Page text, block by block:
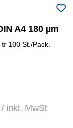
A4 180 µm
100 St./Pack.
inkl. MwSt